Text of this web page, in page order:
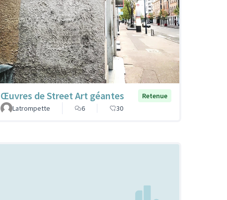
Œuvres de Street Art géantes
Retenue
Latrompette
6 30